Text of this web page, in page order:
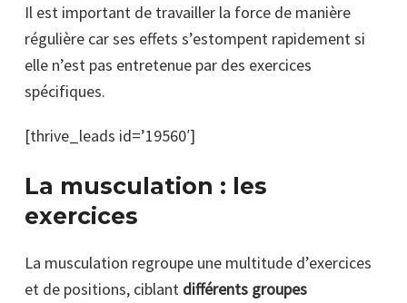
Il est important de travailler la force de manière
régulière car ses effets s’estompent rapidement si
elle n’est pas entretenue par des exercices
spécifiques.
[thrive_leads id=’19560′]
La musculation : les
exercices
La musculation regroupe une multitude d’exercices
et de positions, ciblant différents groupes